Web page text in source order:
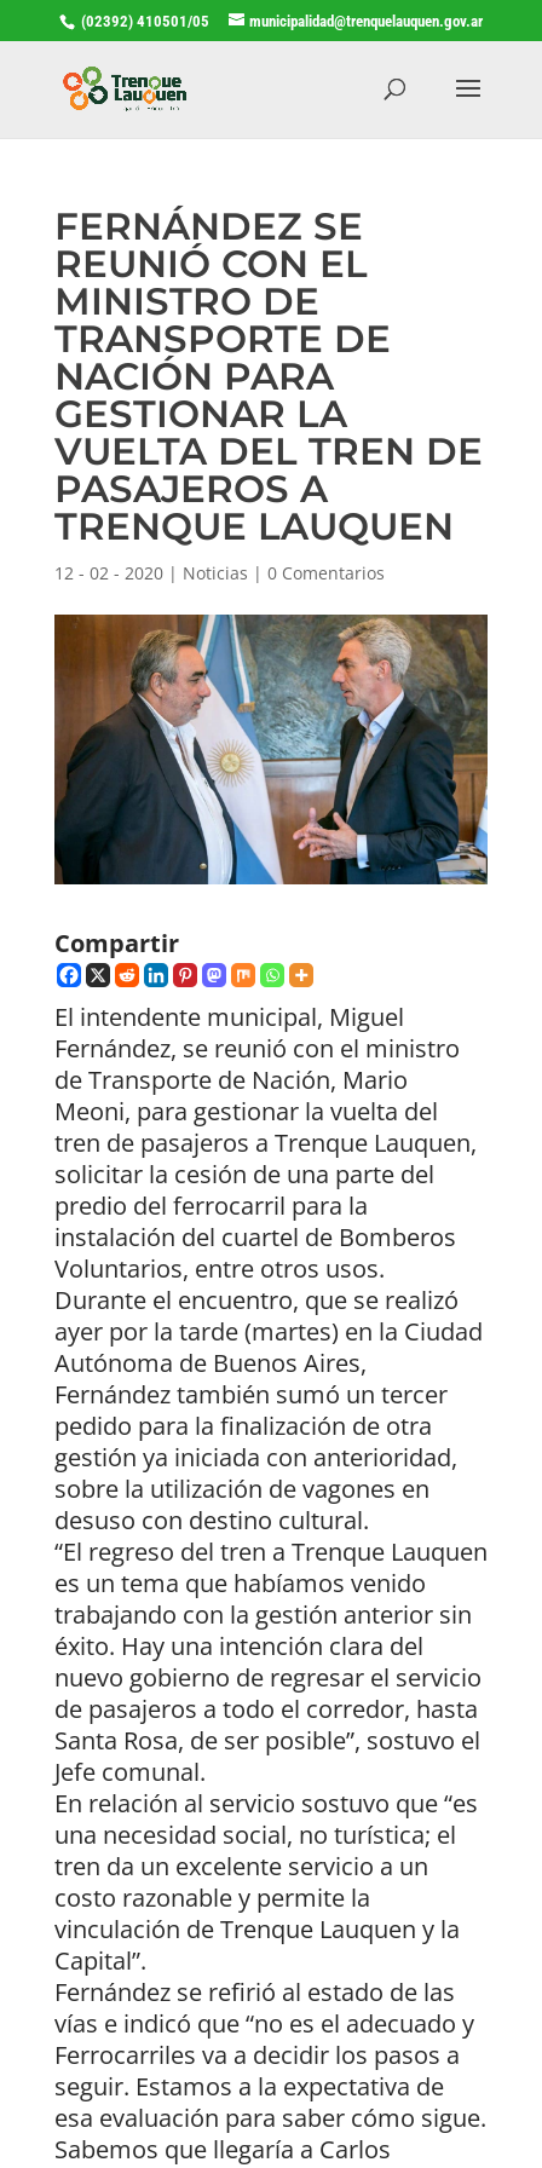
(02392) 410501/05 municipalidad@trenquelauquen.gov.ar
FERNÁNDEZ SE
REUNIÓ CON EL
MINISTRO DE
TRANSPORTE DE
NACIÓN PARA
GESTIONAR LA
VUELTA DEL TREN DE
PASAJEROS A
TRENQUE LAUQUEN
12 - 02 - 2020| Noticias | 0 Comentarios
Compartir
El intendente municipal, Miguel
Fernández, se reunió con el ministro
de Transporte de Nación, Mario
Meoni, para gestionar la vuelta del
tren de pasajeros a Trenque Lauquen,
solicitar la cesión de una parte del
predio del ferrocarril para la
instalación del cuartel de Bomberos
Voluntarios, entre otros usos.
Durante el encuentro, que se realizó
ayer por la tarde (martes) en la Ciudad
Autónoma de Buenos Aires,
Fernández también sumó un tercer
pedido para la finalización de otra
gestión ya iniciada con anterioridad,
sobre la utilización de vagones en
desuso con destino cultural.
“El regreso del tren a Trenque Lauquen
es un tema que habíamos venido
trabajando con la gestión anterior sin
éxito. Hay una intención clara del
nuevo gobierno de regresar el servicio
de pasajeros a todo el corredor, hasta
Santa Rosa, de ser posible”, sostuvo el
Jefe comunal.
En relación al servicio sostuvo que “es
una necesidad social, no turística; el
tren da un excelente servicio a un
costo razonable y permite la
vinculación de Trenque Lauquen y la
Capital”.
Fernández se refirió al estado de las
vías e indicó que “no es el adecuado y
Ferrocarriles va a decidir los pasos a
seguir. Estamos a la expectativa de
esa evaluación para saber cómo sigue.
Sabemos que llegaría a Carlos